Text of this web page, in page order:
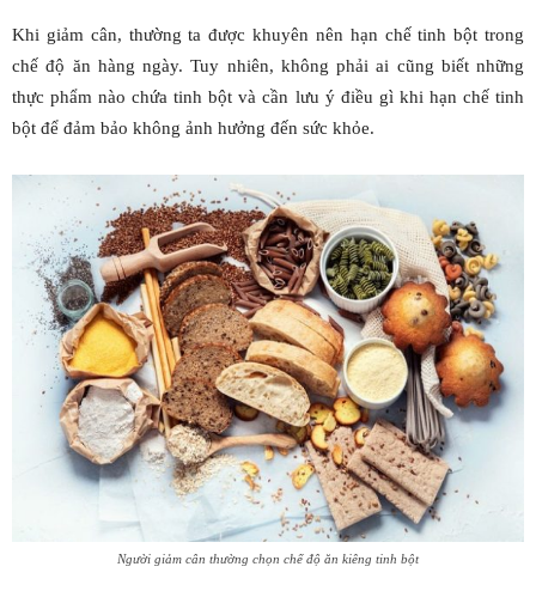
Khi giảm cân, thường ta được khuyên nên hạn chế tinh bột trong
chế độ ăn hàng ngày. Tuy nhiên, không phải ai cũng biết những
thực phẩm nào chứa tinh bột và cần lưu ý điều gì khi hạn chế tinh
bột để đảm bảo không ảnh hưởng đến sức khỏe.
Người giảm cân thường chọn chế độ ăn kiêng tinh bột